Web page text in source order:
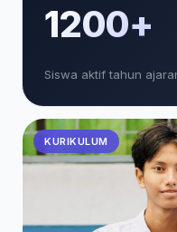
1200+
Siswa aktif tahun
KURIKULUM